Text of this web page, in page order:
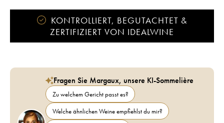
KONTROLLIERT, BEGUTACHTET &
ZERTIFIZIERT VON IDEALWINE
Fragen Sie Margaux, unsere KI-Sommelière
Zu welchem Gericht passt es?
Welche ähnlichen Weine empfiehlst du mir?